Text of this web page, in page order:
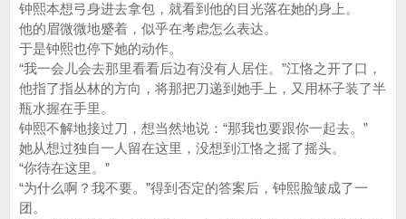
钟熙本想弓身进去拿包，就看到他的目光落在她的身上。
他的眉微微地蹙着，似乎在考虑怎么表达。
于是钟熙也停下她的动作。
“我一会儿会去那里看看后边有没有人居住。”江恪之开了口，
他指了指丛林的方向，将那把刀递到她手上，又用杯子装了半
瓶水握在手里。
钟熙不解地接过刀，想当然地说：“那我也要跟你一起去。”
她从想过独自一人留在这里，没想到江恪之摇了摇头。
“你待在这里。”
“为什么啊？我不要。”得到否定的答案后，钟熙脸皱成了一
团。